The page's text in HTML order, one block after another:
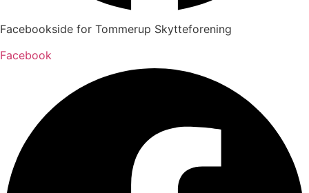
Facebookside for Tommerup Skytteforening
Facebook